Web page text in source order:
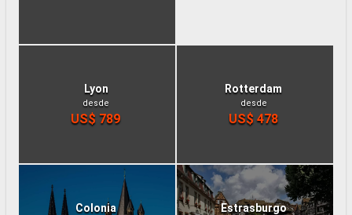
Lyon
desde
US$ 789
Rotterdam
desde
US$ 478
Colonia Estrasburgo